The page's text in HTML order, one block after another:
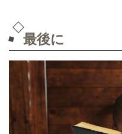
最後に